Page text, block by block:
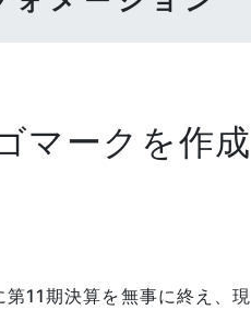
マークを作成
11期決算を無事に終え、現